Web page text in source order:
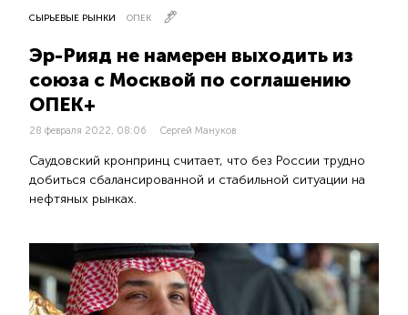
СЫРЬЕВЫЕ РЫНКИ ОПЕК
Эр-Рияд не намерен выходить из
союза с Москвой по соглашению
ОПЕК+
28 февраля 2022, 08:06 Сергей Мануков
Саудовский кронпринц считает, что без России трудно
добиться сбалансированной и стабильной ситуации на
нефтяных рынках.